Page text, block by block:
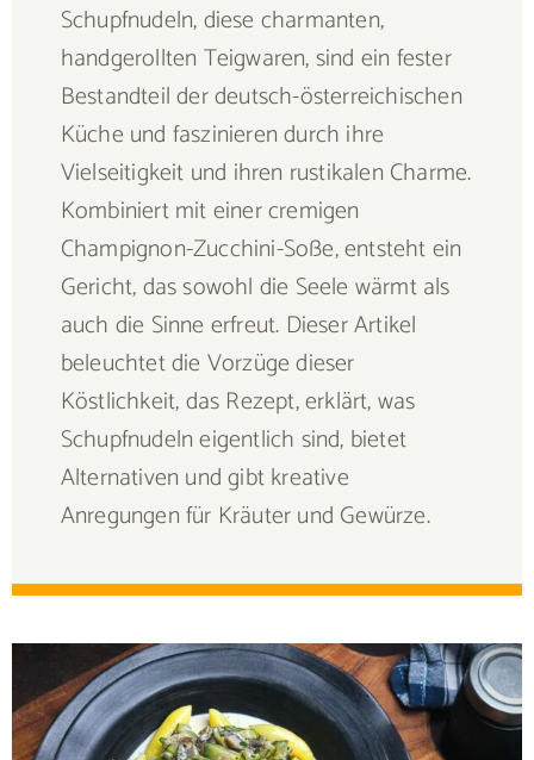
Portfolio
Galerie
Rezept senden
Schupfnudeln, diese charmanten,
handgerollten Teigwaren, sind ein fester
Bestandteil der deutsch-österreichischen
Küche und faszinieren durch ihre
Vielseitigkeit und ihren rustikalen Charme.
Kombiniert mit einer cremigen
Champignon-Zucchini-Soße, entsteht ein
Gericht, das sowohl die Seele wärmt als
auch die Sinne erfreut. Dieser Artikel
beleuchtet die Vorzüge dieser
Köstlichkeit, das Rezept, erklärt, was
Schupfnudeln eigentlich sind, bietet
Alternativen und gibt kreative
Anregungen für Kräuter und Gewürze.